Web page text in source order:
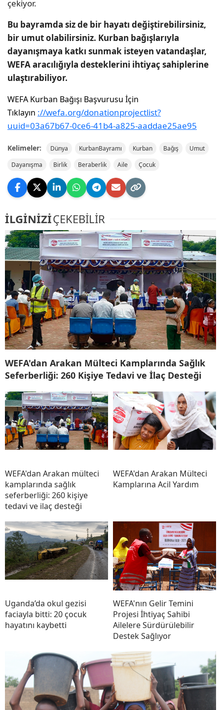
çekiyor.
Bu bayramda siz de bir hayatı değiştirebilirsiniz,
bir umut olabilirsiniz. Kurban bağışlarıyla
dayanışmaya katkı sunmak isteyen vatandaşlar,
WEFA aracılığıyla desteklerini ihtiyaç sahiplerine
ulaştırabiliyor.
WEFA Kurban Bağışı Başvurusu İçin
Tıklayın ://wefa.org/donationprojectlist?
uuid=03a67b67-0ce6-41b4-a825-aaddae25ae95
Kelimeler: Dünya KurbanBayramı Kurban Bağış
Umut
Dayanışma
Birlik Beraberlik Aile Çocuk
İLGİNİZİÇEKEBİLİR
WEFA'dan Arakan Mülteci Kamplarında Sağlık
Seferberliği: 260 Kişiye Tedavi ve İlaç Desteği
WEFA'dan Arakan mülteci
kamplarında sağlık
seferberliği: 260 kişiye
tedavi ve ilaç desteği
WEFA'dan Arakan Mülteci
Kamplarına Acil Yardım
Uganda’da okul gezisi
faciayla bitti: 20 çocuk
hayatını kaybetti
WEFA'nın Gelir Temini
Projesi İhtiyaç Sahibi
Ailelere Sürdürülebilir
Destek Sağlıyor